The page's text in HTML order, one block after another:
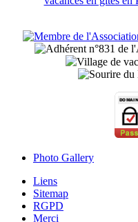
Photo Gallery
Liens
Sitemap
RGPD
Merci